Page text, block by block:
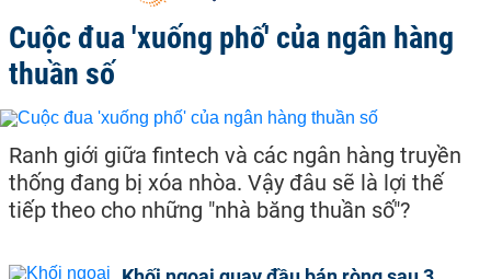
Cuộc đua 'xuống phố' của ngân hàng
thuần số
Ranh giới giữa fintech và các ngân hàng truyền
thống đang bị xóa nhòa. Vậy đâu sẽ là lợi thế
tiếp theo cho những "nhà băng thuần số"?